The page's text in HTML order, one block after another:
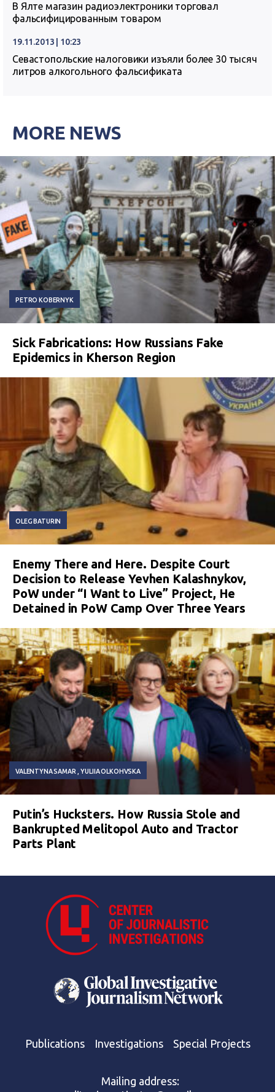
В Ялте магазин радиоэлектроники торговал
фальсифицированным товаром
19.11.2013 | 10:23
Севастопольские налоговики изъяли более 30 тысяч
литров алкогольного фальсификата
MORE NEWS
PETRO KOBERNYK
Sick Fabrications: How Russians Fake
Epidemics in Kherson Region
OLEG BATURIN
Enemy There and Here. Despite Court
Decision to Release Yevhen Kalashnykov,
PoW under “I Want to Live” Project, He
Detained in PoW Camp Over Three Years
VALENTYNA SAMAR YULIIA OLKOHVSKA
Putin’s Hucksters. How Russia Stole and
Bankrupted Melitopol Auto and Tractor
Parts Plant
Publications Investigations Special Projects
Mailing address: